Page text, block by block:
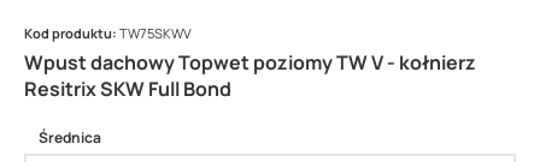
Wpust dachowy Topwet poziomy TW V - kołnierz
Resitrix SKW Full Bond
Kod produktu: TW75SKWV
Średnica